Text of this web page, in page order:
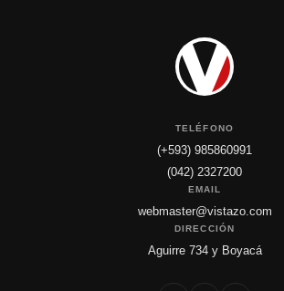
TELÉFONO
(+593) 985860991
(042) 2327200
EMAIL
webmaster@vistazo.com
DIRECCIÓN
Aguirre 734 y Boyacá